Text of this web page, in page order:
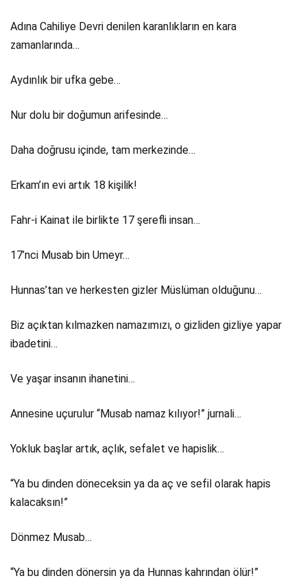
Adına Cahiliye Devri denilen karanlıkların en kara
zamanlarında…
Aydınlık bir ufka gebe…
Nur dolu bir doğumun arifesinde…
Daha doğrusu içinde, tam merkezinde…
Erkam’ın evi artık 18 kişilik!
Fahr-i Kainat ile birlikte 17 şerefli insan…
17’nci Musab bin Umeyr…
Hunnas’tan ve herkesten gizler Müslüman olduğunu…
Biz açıktan kılmazken namazımızı, o gizliden gizliye yapar
ibadetini…
Ve yaşar insanın ihanetini…
Annesine uçurulur “Musab namaz kılıyor!” jurnali…
Yokluk başlar artık, açlık, sefalet ve hapislik…
“Ya bu dinden döneceksin ya da aç ve sefil olarak hapis
kalacaksın!”
Dönmez Musab…
“Ya bu dinden dönersin ya da Hunnas kahrından ölür!”